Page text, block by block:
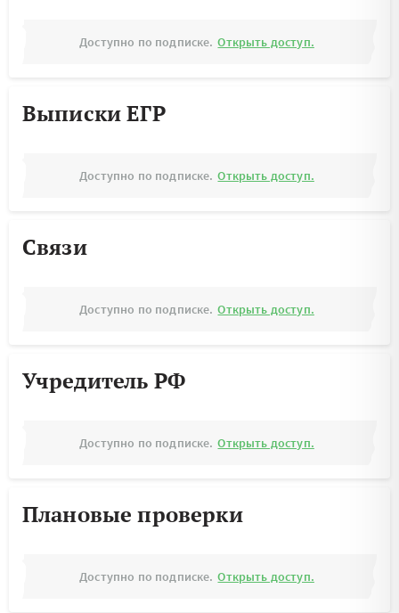
Доступно по подписке. Открыть доступ.
Выписки ЕГР
Доступно по подписке. Открыть доступ.
Связи
Доступно по подписке. Открыть доступ.
Учредитель РФ
Доступно по подписке. Открыть доступ.
Плановые проверки
Доступно по подписке. Открыть доступ.